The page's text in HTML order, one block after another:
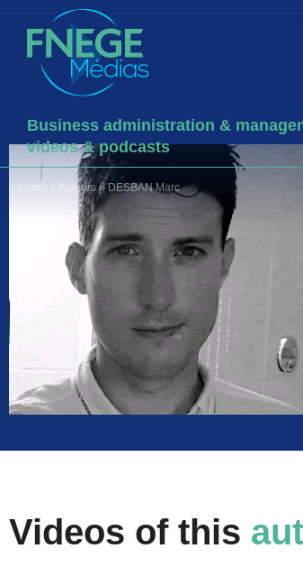
Business administration &
videos & podcasts
Home Auteurs» DESBAN Marc
Videos of this